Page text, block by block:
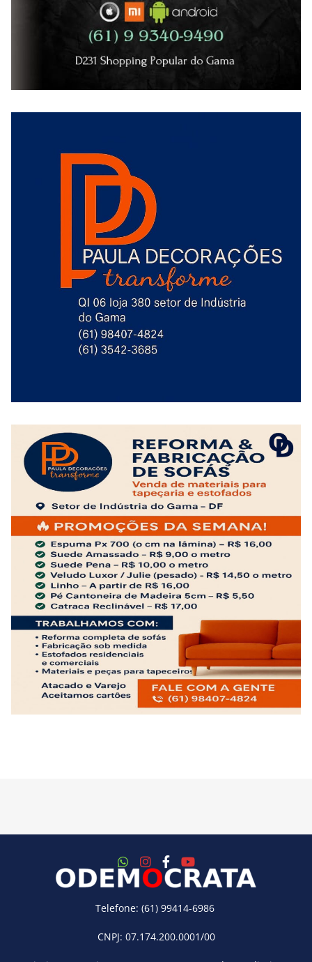
Telefone: (61) 99414-6986
CNPJ: 07.174.200.0001/00